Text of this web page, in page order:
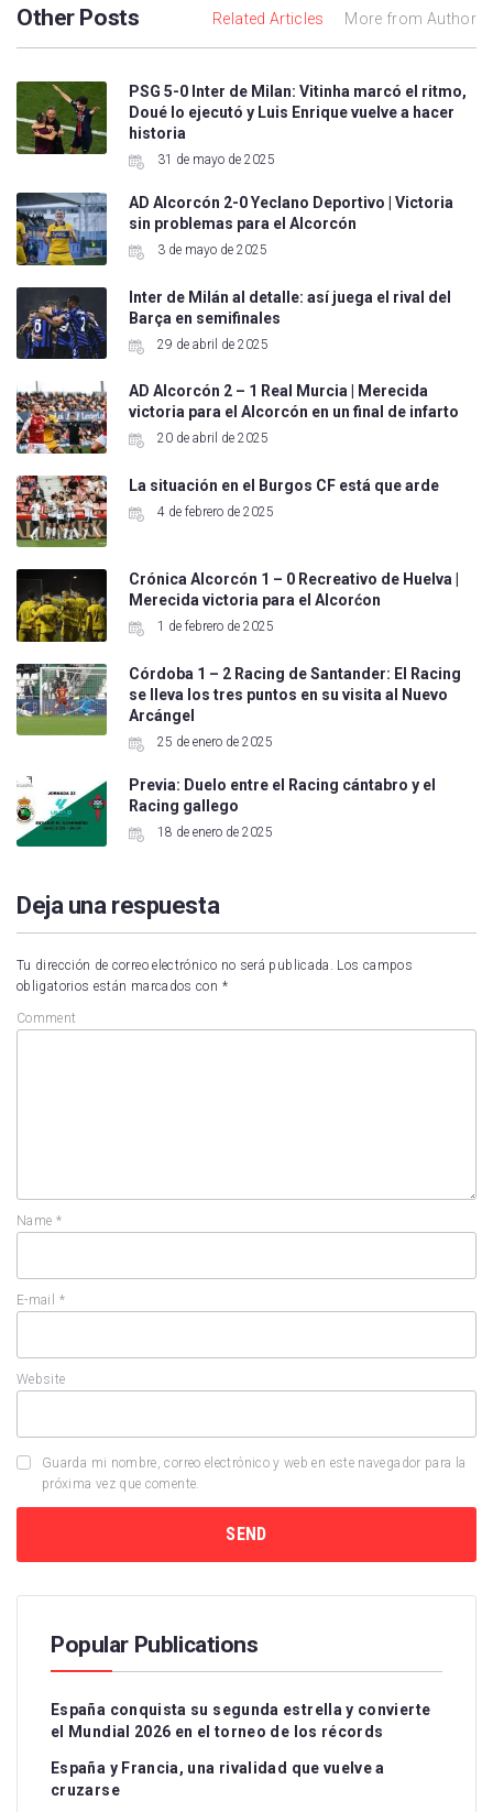
Other Posts Related Articles More from Author
PSG 5-0 Inter de Milan: Vitinha marcó el ritmo,
Doué lo ejecutó y Luis Enrique vuelve a hacer
historia
31 de mayo de 2025
AD Alcorcón 2-0 Yeclano Deportivo | Victoria
sin problemas para el Alcorcón
3 de mayo de 2025
Inter de Milán al detalle: así juega el rival del
Barça en semifinales
29 de abril de 2025
AD Alcorcón 2 – 1 Real Murcia | Merecida
victoria para el Alcorcón en un final de infarto
20 de abril de 2025
La situación en el Burgos CF está que arde
4 de febrero de 2025
Crónica Alcorcón 1 – 0 Recreativo de Huelva |
Merecida victoria para el Alcorćon
1 de febrero de 2025
Córdoba 1 – 2 Racing de Santander: El Racing
se lleva los tres puntos en su visita al Nuevo
Arcángel
25 de enero de 2025
Previa: Duelo entre el Racing cántabro y el
Racing gallego
18 de enero de 2025
Deja una respuesta
Tu dirección de correo electrónico no será publicada. Los campos
obligatorios están marcados con *
Comment
Name *
E-mail *
Website
Guarda mi nombre, correo electrónico y web en este navegador para la
próxima vez que comente.
Popular Publications
España conquista su segunda estrella y convierte
el Mundial 2026 en el torneo de los récords
España y Francia, una rivalidad que vuelve a
cruzarse